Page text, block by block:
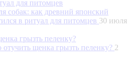
собак: как древний японский
в ритуал для питомцев 30 июля
щенка грызть пеленку? 2